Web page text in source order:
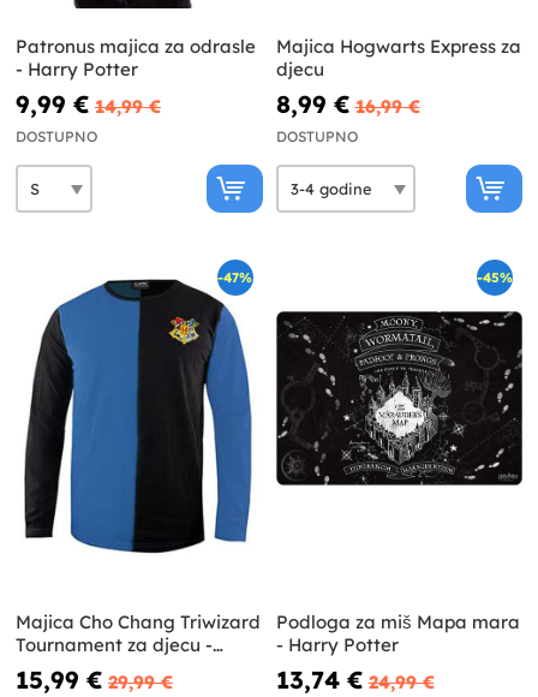
Patronus majica za odrasle
- Harry Potter
9,99 € 14,99 €
DOSTUPNO
Majica Hogwarts Express za
djecu
8,99 € 16,99 €
DOSTUPNO
-47%
Majica Cho Chang Triwizard
Tournament za djecu -
Harry Potter
15,99 € 29,99 €
-45%
Podloga za miš Mapa mara
- Harry Potter
13,74 € 24,99 €